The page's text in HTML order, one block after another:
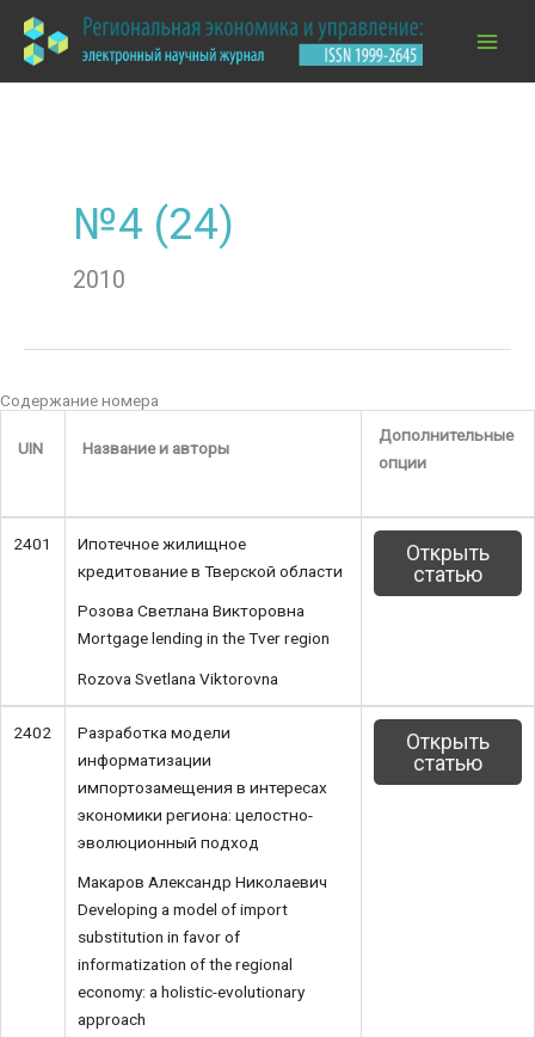
содержимому
№4 (24)
2010
Содержание номера
UIN Название и авторы
Дополнительные
опции
2401
Ипотечное жилищное
кредитование в Тверской области
Розова Светлана Викторовна
Mortgage lending in the Tver region
Rozova Svetlana Viktorovna
Открыть
статью
2402
Разработка модели
информатизации
импортозамещения в интересах
экономики региона: целостно-
эволюционный подход
Макаров Александр Николаевич
Developing a model of import
substitution in favor of
informatization of the regional
economy: a holistic-evolutionary
approach
Открыть
статью